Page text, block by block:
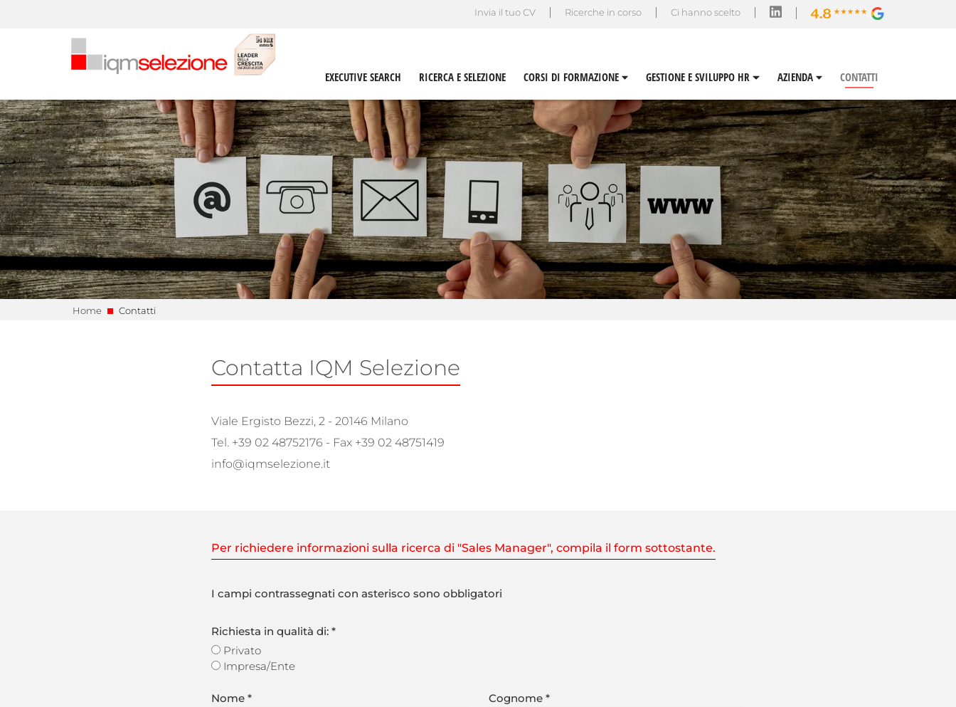
Ci hanno scelto
Ricerche in corso
Invia il tuo CV
EXECUTIVE SEARCH RICERCA E SELEZIONE CORSI DI FORMAZIONE GESTIONE E SVILUPPO HR AZIENDA CONTATTI
Home Contatti
Contatta IQM Selezione
Viale Ergisto Bezzi, 2 - 20146 Milano
Tel. +39 02 48752176 - Fax +39 02 48751419
info@iqmselezione.it
Per richiedere informazioni sulla ricerca di "Sales Manager", compila il form sottostante.
I campi contrassegnati con asterisco sono obbligatori
Richiesta in qualità di: *
Privato
Impresa/Ente
Nome * Cognome *